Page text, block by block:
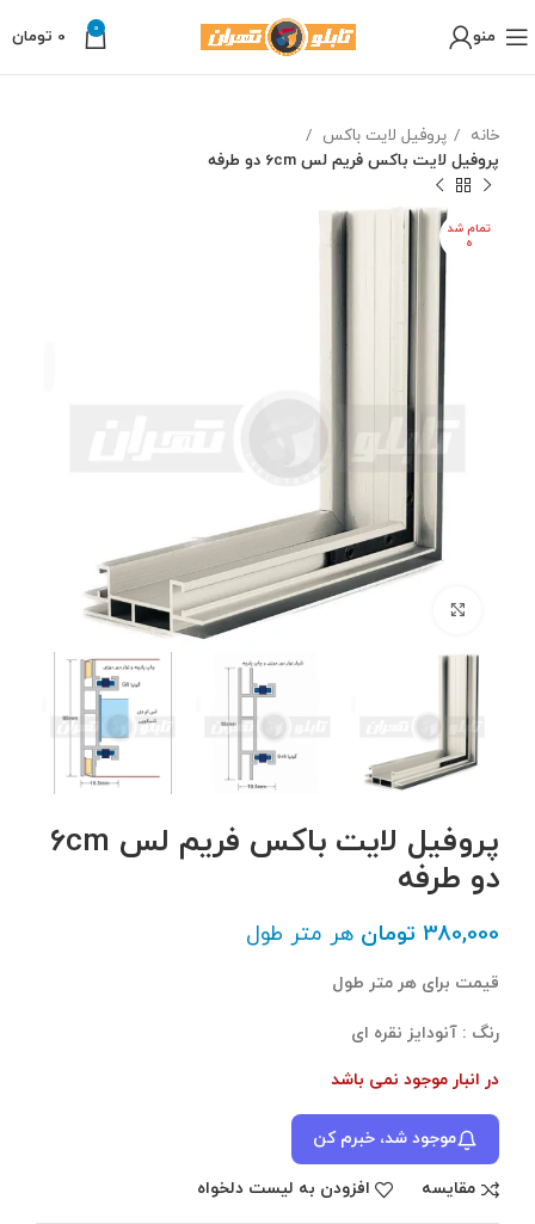
منو 0
0 تومان
خانه
پروفیل لایت باکس
پروفیل لایت باکس فریم لس 6cm دو طرفه
تمام شد
ه
برای بزرگنمایی کلیک کنید
پروفیل لایت باکس فریم لس 6cm
دو طرفه
380,000 تومان هر متر طول
قیمت برای هر متر طول
رنگ : آنودایز نقره ای
در انبار موجود نمی باشد
موجود شد، خبرم کن
مقایسه افزودن به لیست دلخواه